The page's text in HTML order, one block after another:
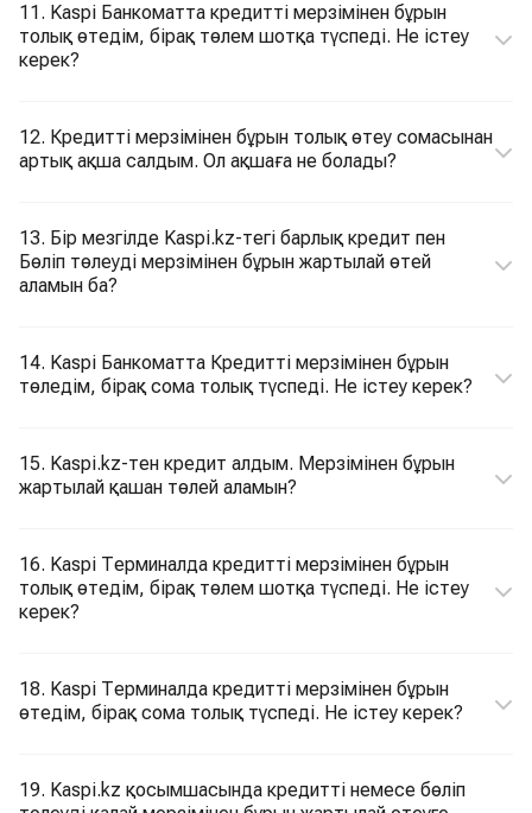
11. Kaspi Банкоматта кредитті мерзімінен бұрын
толық өтедім, бірақ төлем шотқа түспеді. Не істеу
керек?
12. Кредитті мерзімінен бұрын толық өтеу сомасынан
артық ақша салдым. Ол ақшаға не болады?
13. Бір мезгілде Kaspi.kz-тегі барлық кредит пен
Бөліп төлеуді мерзімінен бұрын жартылай өтей
аламын ба?
14. Kaspi Банкоматта Кредитті мерзімінен бұрын
төледім, бірақ сома толық түспеді. Не істеу керек?
15. Kaspi.kz-тен кредит алдым. Мерзімінен бұрын
жартылай қашан төлей аламын?
16. Kaspi Терминалда кредитті мерзімінен бұрын
толық өтедім, бірақ төлем шотқа түспеді. Не істеу
керек?
18. Kaspi Терминалда кредитті мерзімінен бұрын
өтедім, бірақ сома толық түспеді. Не істеу керек?
19. Kaspi.kz қосымшасында кредитті немесе бөліп